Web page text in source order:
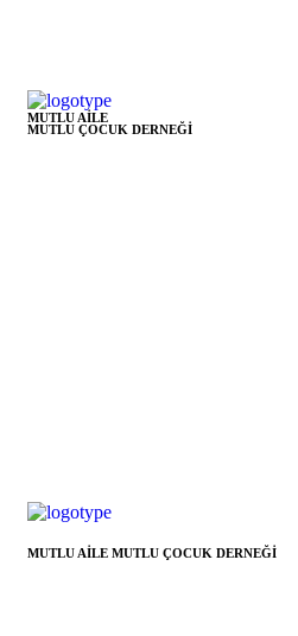
MUTLU AİLE
MUTLU ÇOCUK DERNEĞİ
MUTLU AİLE MUTLU ÇOCUK DERNEĞİ